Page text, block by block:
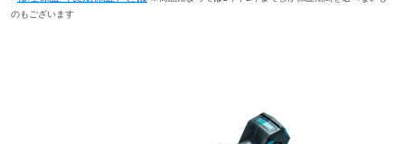
のもございます